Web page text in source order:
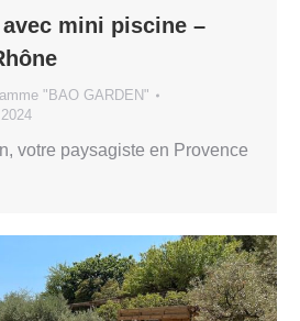
mini piscine –
"BAO GARDEN"
votre paysagiste en Provence